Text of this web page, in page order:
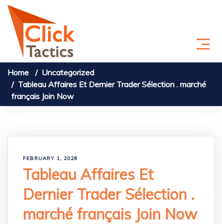
Skip to content
Home
Uncategorized
Tableau Affaires Et Dernier Trader Sélection . marché
français Join Now
FEBRUARY 1, 2026
Tableau Affaires Et
Dernier Trader Sélection .
marché français Join Now